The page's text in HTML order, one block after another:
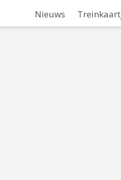
Nieuws